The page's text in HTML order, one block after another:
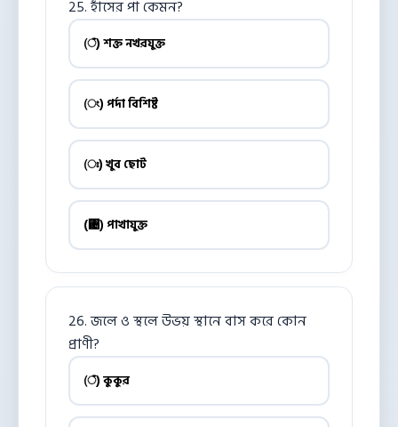
25. হাঁসের পা কেমন?
(ঁ) শক্ত নখরযুক্ত
(ং) পর্দা বিশিষ্ট
(ঃ) খুব ছোট
(঄) পাখাযুক্ত
26. জলে ও স্থলে উভয় স্থানে বাস করে কোন
প্রাণী?
(ঁ) কুকুর